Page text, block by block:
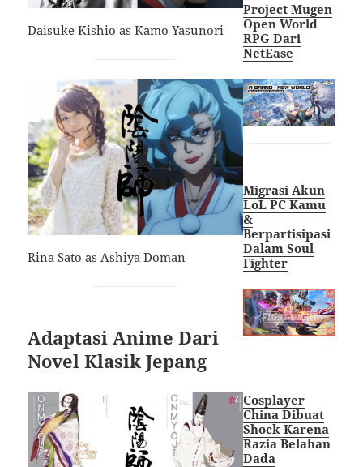
Daisuke Kishio as Kamo Yasunori
Rina Sato as Ashiya Doman
Adaptasi Anime Dari
Novel Klasik Jepang
Project Mugen
Open World
RPG Dari
NetEase
Migrasi Akun
LoL PC Kamu
&
Berpartisipasi
Dalam Soul
Fighter
Cosplayer
China Dibuat
Shock Karena
Razia Belahan
Dada